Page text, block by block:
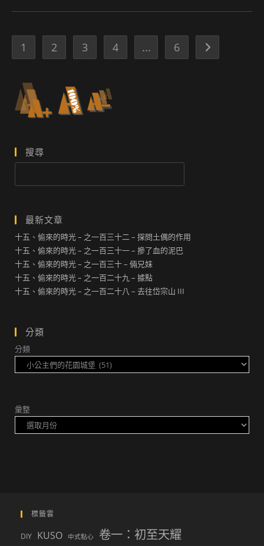
星
二
位
小
公
1 2 3 4 ... 6 Go to the next
搜尋
尋
最新文章
十五、偷來的時光 – 之一百三十二 – 探問土偶的作用
十五、偷來的時光 – 之一百三十一 – 摻了血的泥巴
十五、偷來的時光 – 之一百三十 – 倆兄妹
十五、偷來的時光 – 之一百二十九 – 據點
十五、偷來的時光 – 之一百二十八 – 去往岱宗山 III
分類
分類
彙整
標籤雲
DIY KUSO 中式點心 卷一：初至天耀